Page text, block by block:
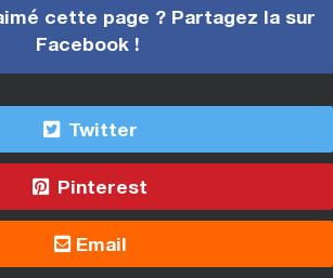
cette page ? Partagez la sur
Facebook !
Twitter
Pinterest
Email